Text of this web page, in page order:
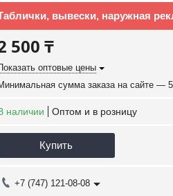
вывески, наружная
500 ₸
оптовые цены
сумма заказа на сайте —
наличии Оптом и в розницу
Купить
+7 (747) 121-08-08